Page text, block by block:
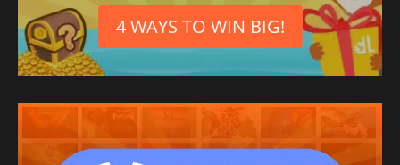
4 WAYS TO WIN BIG!